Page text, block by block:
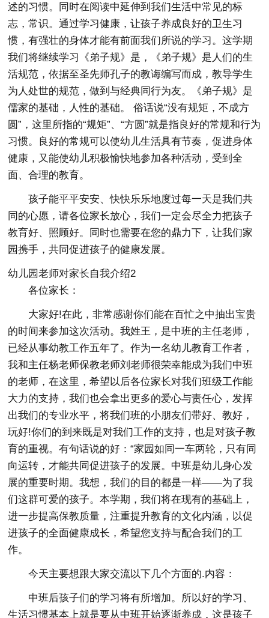
述的习惯。同时在阅读中延伸到我们生活中常见的标
志，常识。通过学习健康，让孩子养成良好的卫生习
惯，有强壮的身体才能有前面我们所说的学习。这学期
我们将继续学习《弟子规》是，《弟子规》是人们的生
活规范，依据至圣先师孔子的教诲编写而成，教导学生
为人处世的规范，做到与经典同行为友。《弟子规》是
儒家的基础，人性的基础。 俗话说“没有规矩，不成方
圆”，这里所指的“规矩”、“方圆”就是指良好的常规和行为
习惯。良好的常规可以使幼儿生活具有节奏，促进身体
健康，又能使幼儿积极愉快地参加各种活动，受到全
面、合理的教育。
孩子能平平安安、快快乐乐地度过每一天是我们共
同的心愿，请各位家长放心，我们一定会尽全力把孩子
教育好、照顾好。同时也需要在您的鼎力下，让我们家
园携手，共同促进孩子的健康发展。
幼儿园老师对家长自我介绍2
各位家长：
大家好!在此，非常感谢你们能在百忙之中抽出宝贵
的时间来参加这次活动。我姓王，是中班的主任老师，
已经从事幼教工作五年了。作为一名幼儿教育工作者，
我和主任杨老师保教老师刘老师很荣幸能成为我们中班
的老师，在这里，希望以后各位家长对我们班级工作能
大力的支持，我们也会拿出更多的爱心与责任心，发挥
出我们的专业水平，将我们班的小朋友们带好、教好，
玩好!你们的到来既是对我们工作的支持，也是对孩子教
育的重视。有句话说的好：“家园如同一车两轮，只有同
向运转，才能共同促进孩子的发展。中班是幼儿身心发
展的重要时期。我想，我们的目的都是一样——为了我
们这群可爱的孩子。本学期，我们将在现有的基础上，
进一步提高保教质量，注重提升教育的文化内涵，以促
进孩子的全面健康成长，希望您支持与配合我们的工
作。
今天主要想跟大家交流以下几个方面的.内容：
中班后孩子们的学习将有所增加。所以好的学习、
生活习惯基本上就是要从中班开始逐渐养成，这是孩子